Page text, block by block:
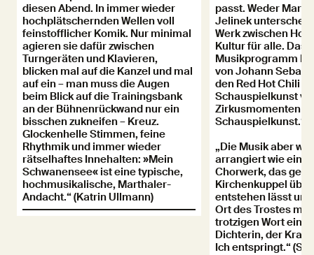
diesen Abend. In immer wieder
hochplätschernden Wellen voll
feinstofflicher Komik. Nur minimal
agieren sie dafür zwischen
Turngeräten und Klavieren,
blicken mal auf die Kanzel und mal
auf ein – man muss die Augen
beim Blick auf die Trainingsbank
an der Bühnenrückwand nur ein
bisschen zukneifen – Kreuz.
Glockenhelle Stimmen, feine
Rhythmik und immer wieder
rätselhaftes Innehalten: »Mein
Schwanensee« ist eine typische,
hochmusikalische, Marthaler-
Andacht.“ (Katrin Ullmann)
passt. Weder
Jelinek
Werk zwischen
Kultur für alle. Das
Musikprogramm
von Johann
den Red Hot Chili
Schauspielkunst
Zirkusmomenten
Schauspielkunst.“
„Die Musik aber
arrangiert wie ein
Chorwerk, das
Kirchenkuppel
entstehen lässt
Ort des Trostes
trotzigen Wort
Dichterin, der Kraft
Ich entspringt.“